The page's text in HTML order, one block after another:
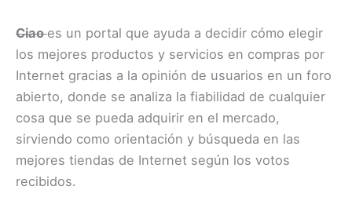
Ciaoes un portal que ayuda a decidir cómo elegir
los mejores productos y servicios en compras por
Internet gracias a la opinión de usuarios en un foro
abierto, donde se analiza la fiabilidad de cualquier
cosa que se pueda adquirir en el mercado,
sirviendo como orientación y búsqueda en las
mejores tiendas de Internet según los votos
recibidos.